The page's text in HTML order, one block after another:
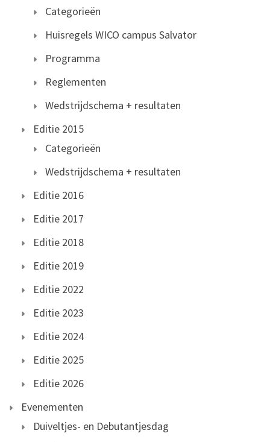
Categorieën
Huisregels WICO campus Salvator
Programma
Reglementen
Wedstrijdschema + resultaten
Editie 2015
Categorieën
Wedstrijdschema + resultaten
Editie 2016
Editie 2017
Editie 2018
Editie 2019
Editie 2022
Editie 2023
Editie 2024
Editie 2025
Editie 2026
Evenementen
Duiveltjes- en Debutantjesdag